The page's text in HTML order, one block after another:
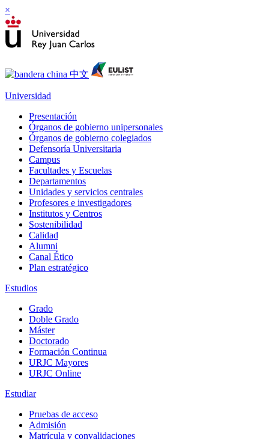
×
Universidad
Presentación
Órganos de gobierno unipersonales
Órganos de gobierno colegiados
Defensoría Universitaria
Campus
Facultades y Escuelas
Departamentos
Unidades y servicios centrales
Profesores e investigadores
Institutos y Centros
Sostenibilidad
Calidad
Alumni
Canal Ético
Plan estratégico
Estudios
Grado
Doble Grado
Máster
Doctorado
Formación Continua
URJC Mayores
URJC Online
Estudiar
Pruebas de acceso
Admisión
Matrícula y convalidaciones